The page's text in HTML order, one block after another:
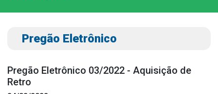
A Prefeitura
Gabinete do Vice-prefeito
Símbolos Oficiais
Pregão Eletrônico
Pregão Eletrônico 03/2022 - Aquisição de
Retro